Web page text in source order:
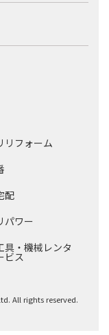
リフォーム
配
パワー
具・機械レンタ
ビス
All rights reserved.